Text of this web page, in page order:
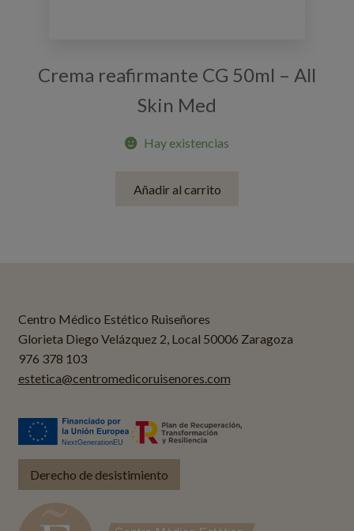
Crema reafirmante CG 50ml – All
Skin Med
Hay existencias
Añadir al carrito
Centro Médico Estético Ruiseñores
Glorieta Diego Velázquez 2, Local 50006 Zaragoza
976 378 103
estetica@centromedicoruisenores.com
Derecho de desistimiento